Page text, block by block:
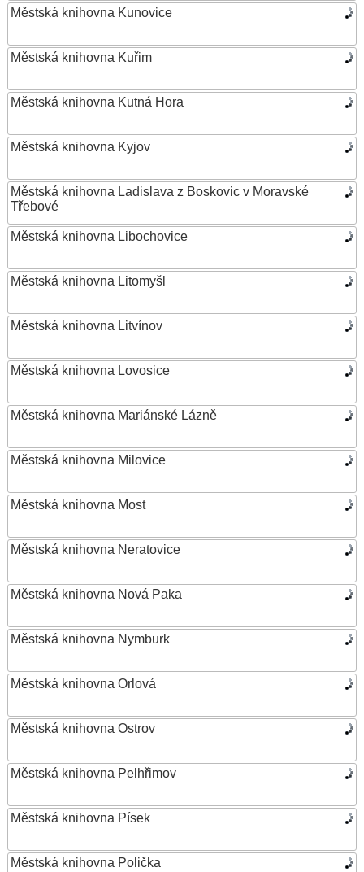
Městská knihovna Kunovice
Městská knihovna Kuřim
Městská knihovna Kutná Hora
Městská knihovna Kyjov
Městská knihovna Ladislava z Boskovic v Moravské
Třebové
Městská knihovna Libochovice
Městská knihovna Litomyšl
Městská knihovna Litvínov
Městská knihovna Lovosice
Městská knihovna Mariánské Lázně
Městská knihovna Milovice
Městská knihovna Most
Městská knihovna Neratovice
Městská knihovna Nová Paka
Městská knihovna Nymburk
Městská knihovna Orlová
Městská knihovna Ostrov
Městská knihovna Pelhřimov
Městská knihovna Písek
Městská knihovna Polička